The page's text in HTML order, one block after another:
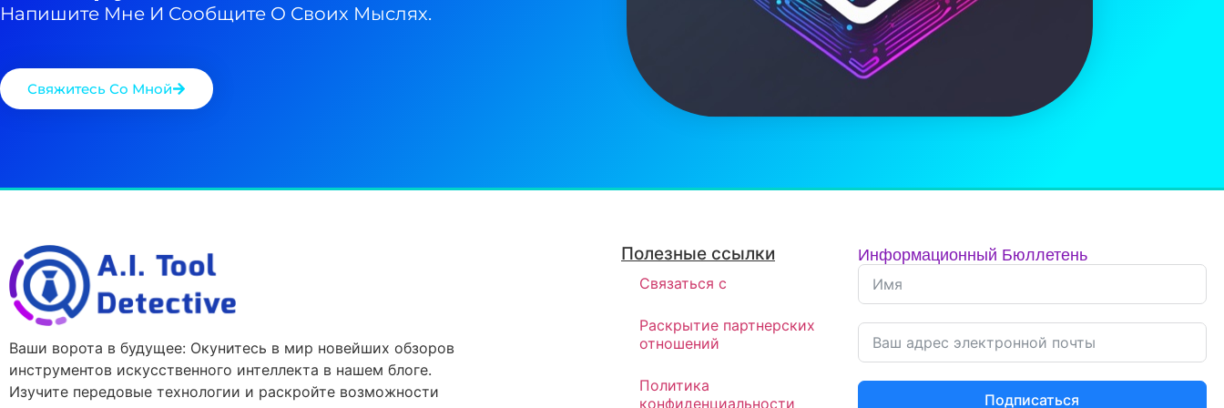
Напишите Мне И Сообщите О Своих Мыслях.
Свяжитесь Со Мной
Ваши ворота в будущее: Окунитесь в мир новейших обзоров
инструментов искусственного интеллекта в нашем блоге.
Изучите передовые технологии и раскройте возможности
Полезные ссылки
Связаться с
Раскрытие партнерских
отношений
Политика
конфиденциальности
Информационный Бюллетень
Подписаться